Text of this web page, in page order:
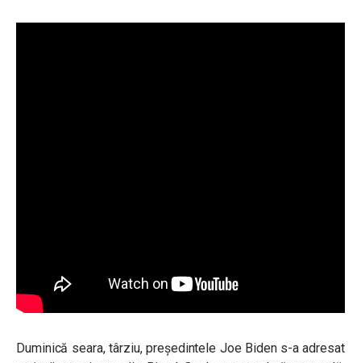
Duminică seara, târziu, președintele Joe Biden s-a adresat